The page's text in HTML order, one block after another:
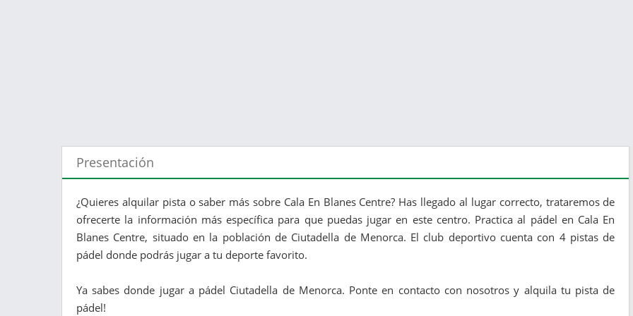
Presentación
¿Quieres alquilar pista o saber más sobre Cala En Blanes Centre? Has llegado al lugar correcto, trataremos de
ofrecerte la información más específica para que puedas jugar en este centro. Practica al pádel en Cala En
Blanes Centre, situado en la población de Ciutadella de Menorca. El club deportivo cuenta con 4 pistas de
pádel donde podrás jugar a tu deporte favorito.
Ya sabes donde jugar a pádel Ciutadella de Menorca. Ponte en contacto con nosotros y alquila tu pista de
pádel!